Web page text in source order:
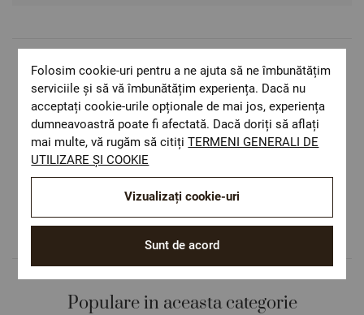
Livrare rapida
Costul de livrare este 19.60 lei pe teritoriul
României.
ОЕКО-ТЕX STANDARD 100
Materiale textile care sunt sigure pentru
sănătatea dumneavoastră.
Culori și imprimeuri pentru orice stil și
preferință.
Populare in aceasta categorie
Folosim cookie-uri pentru a ne ajuta să ne îmbunătățim
serviciile și să vă îmbunătățim experiența. Dacă nu
acceptați cookie-urile opționale de mai jos, experiența
dumneavoastră poate fi afectată. Dacă doriți să aflați
mai multe, vă rugăm să citițiTERMENI GENERALI DE
UTILIZARE ȘI COOKIE
Sunt de acord
Vizualizați cookie-uri